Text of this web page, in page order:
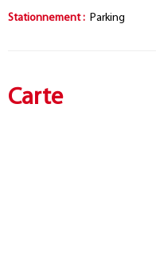
Stationnement: Parking
Carte